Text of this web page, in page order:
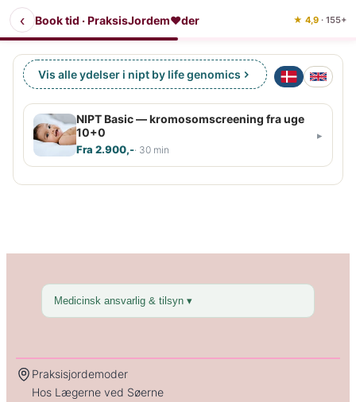
Vis alle ydelser i nipt by life genomics
NIPT Basic — kromosomscreening fra uge
10+0
Fra 2.900,-· 30 min
▸
fra uge 10+0
Blodprøve der screener for de tre hyppigste trisomier (Down,
Edwards, Patau) samt køn på barnet.
Screening for trisomi 21 (Down), trisomi 18
Medicinsk ansvarlig & tilsyn ▾
Praksisjordemoder
Hos Lægerne ved Søerne
‹ Book tid · PraksisJordem❤der ★ 4,9 · 155+